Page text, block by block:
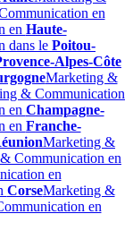
en
en Haute-
dans le Poitou-
Alpes-Côte
Marketing &
& Communication
en Champagne-
en Franche-
Marketing &
Communication en
en
CorseMarketing &
en